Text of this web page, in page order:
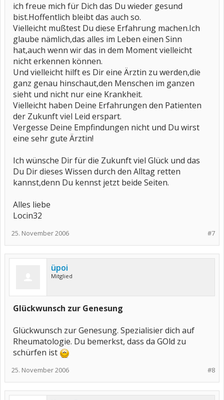
ich freue mich für Dich das Du wieder gesund
bist.Hoffentlich bleibt das auch so.
Vielleicht mußtest Du diese Erfahrung machen.Ich
glaube nämlich,das alles im Leben einen Sinn
hat,auch wenn wir das in dem Moment vielleicht
nicht erkennen können.
Und vielleicht hilft es Dir eine Ärztin zu werden,die
ganz genau hinschaut,den Menschen im ganzen
sieht und nicht nur eine Krankheit.
Vielleicht haben Deine Erfahrungen den Patienten
der Zukunft viel Leid erspart.
Vergesse Deine Empfindungen nicht und Du wirst
eine sehr gute Ärztin!
Ich wünsche Dir für die Zukunft viel Glück und das
Du Dir dieses Wissen durch den Alltag retten
kannst,denn Du kennst jetzt beide Seiten.
Alles liebe
Locin32
#7
25. November 2006
üpoi
Mitglied
Glückwunsch zur Genesung
Glückwunsch zur Genesung. Spezialisier dich auf
Rheumatologie. Du bemerkst, dass da GOld zu
schürfen ist
#8
25. November 2006